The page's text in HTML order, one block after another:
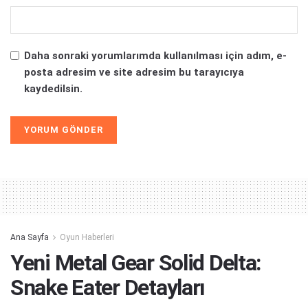
Daha sonraki yorumlarımda kullanılması için adım, e-
posta adresim ve site adresim bu tarayıcıya
kaydedilsin.
Ana Sayfa Oyun Haberleri
Yeni Metal Gear Solid Delta:
Snake Eater Detayları